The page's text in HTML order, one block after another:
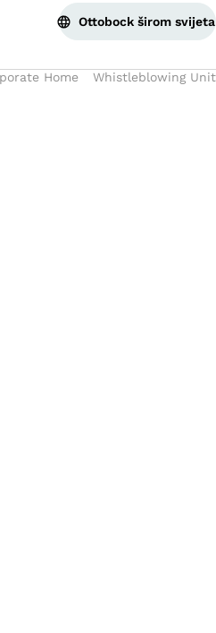
Ottobock širom svijeta
Home Whistleblowing Unit